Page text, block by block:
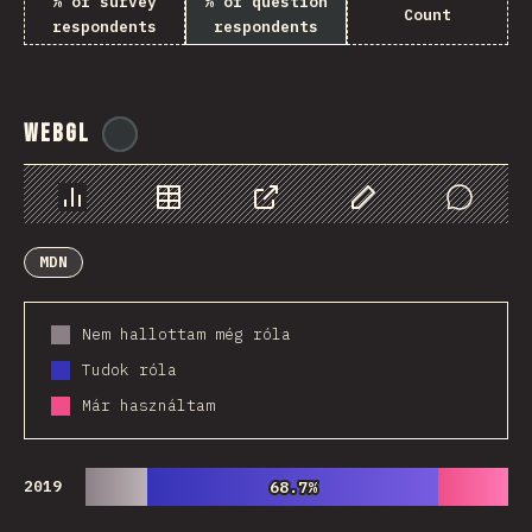
respondents
respondents
Count
WebGL
Diagramok Adatok MegosztásCustomize Data
Comments
MDN
Nem hallottam még róla
Tudok róla
Már használtam
2019 68.7%
68.7%